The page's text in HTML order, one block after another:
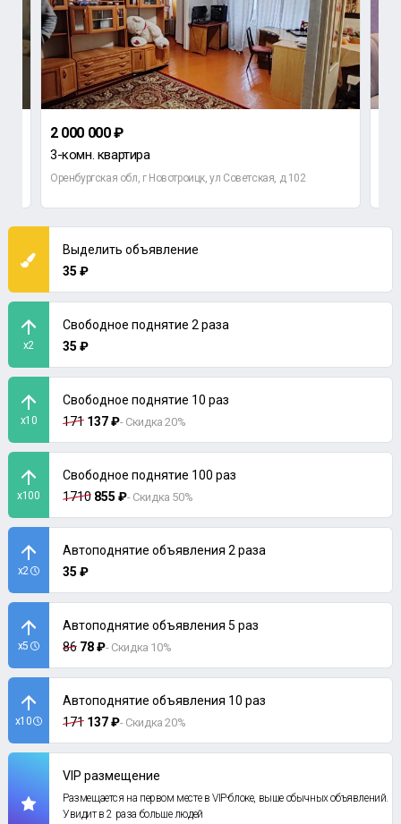
2 000 000 ₽
3-комн. квартира
Оренбургская обл, г Новотроицк, ул Советская, д 102
Выделить объявление
35 ₽
x2
Свободное поднятие 2 раза
35 ₽
x10
Свободное поднятие 10 раз
171 137 ₽- Скидка 20%
x100
Свободное поднятие 100 раз
1710 855 ₽- Скидка 50%
x2
Автоподнятие объявления 2 раза
35 ₽
x5
Автоподнятие объявления 5 раз
86 78 ₽- Скидка 10%
x10
Автоподнятие объявления 10 раз
171 137 ₽- Скидка 20%
VIP размещение
Размещается на первом месте в VIP-блоке, выше обычных объявлений.
Увидит в 2 раза больше людей